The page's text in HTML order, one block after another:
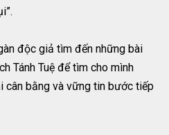
độc giả tìm đến những bài
Tánh Tuệ để tìm cho mình
cân bằng và vững tin bước tiếp